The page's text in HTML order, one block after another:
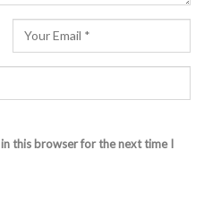
this browser for the next time I